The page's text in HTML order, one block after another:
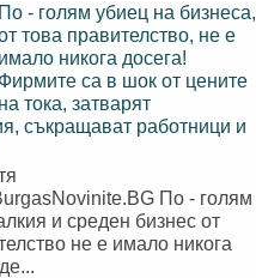
По - голям убиец на бизнеса,
това правителство, не е
имало никога досега!
Фирмите са в шок от цените
на тока, затварят
съкращават работници и
По - голям
и среден бизнес от
не е имало никога